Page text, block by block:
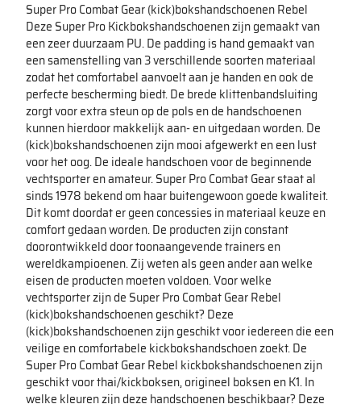
Super Pro Combat Gear (kick)bokshandschoenen Rebel
Deze Super Pro Kickbokshandschoenen zijn gemaakt van
een zeer duurzaam PU. De padding is hand gemaakt van
een samenstelling van 3 verschillende soorten materiaal
zodat het comfortabel aanvoelt aan je handen en ook de
perfecte bescherming biedt. De brede klittenbandsluiting
zorgt voor extra steun op de pols en de handschoenen
kunnen hierdoor makkelijk aan- en uitgedaan worden. De
(kick)bokshandschoenen zijn mooi afgewerkt en een lust
voor het oog. De ideale handschoen voor de beginnende
vechtsporter en amateur. Super Pro Combat Gear staat al
sinds 1978 bekend om haar buitengewoon goede kwaliteit.
Dit komt doordat er geen concessies in materiaal keuze en
comfort gedaan worden. De producten zijn constant
doorontwikkeld door toonaangevende trainers en
wereldkampioenen. Zij weten als geen ander aan welke
eisen de producten moeten voldoen. Voor welke
vechtsporter zijn de Super Pro Combat Gear Rebel
(kick)bokshandschoenen geschikt? Deze
(kick)bokshandschoenen zijn geschikt voor iedereen die een
veilige en comfortabele kickbokshandschoen zoekt. De
Super Pro Combat Gear Rebel kickbokshandschoenen zijn
geschikt voor thai/kickboksen, origineel boksen en K1. In
welke kleuren zijn deze handschoenen beschikbaar? Deze